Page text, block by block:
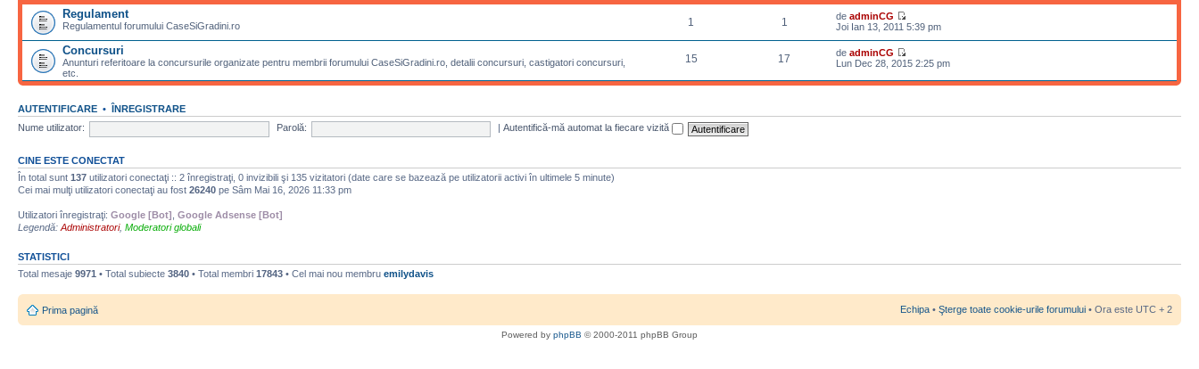
Regulament
Regulamentul forumului CaseSiGradini.ro 1 1 deadminCG
Joi Ian 13, 2011 5:39 pm
Concursuri
Anunturi referitoare la concursurile organizate pentru membrii forumului CaseSiGradini.ro, detalii concursuri, castigatori concursuri,
etc.
15 17 deadminCG
Lun Dec 28, 2015 2:25 pm
AUTENTIFICARE • ÎNREGISTRARE
Nume utilizator:
Parolă: |Autentifică-mă automat la fiecare vizită
CINE ESTE CONECTAT
În total sunt 137 utilizatori conectaţi :: 2 înregistraţi, 0 invizibili şi 135 vizitatori (date care se bazează pe utilizatorii activi în ultimele 5 minute)
Cei mai mulţi utilizatori conectaţi au fost 26240 pe Sâm Mai 16, 2026 11:33 pm
Utilizatori înregistraţi: Google [Bot] Google Adsense [Bot]
Legendă: Administratori, Moderatori globali
STATISTICI
Total mesaje 9971 • Total subiecte 3840 • Total membri 17843 • Cel mai nou membru emilydavis
Prima pagină Echipa • Şterge toate cookie-urile forumului • Ora este UTC + 2
Powered by phpBB © 2000-2011 phpBB Group